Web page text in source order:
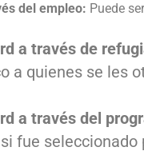
del empleo: Puede
a través de
a quienes se les
a través del
fue